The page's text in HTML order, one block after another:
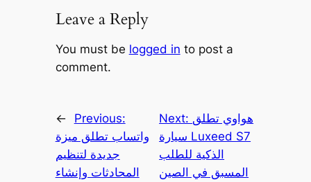
Leave a Reply
You must be logged in to post a
comment.
←
Previous:
واتساب تطلق ميزة
جديدة لتنظيم
المحادثات وإنشاء
Next: هواوي تطلق
سيارة Luxeed S7
الذكية للطلب
المسبق في الصين